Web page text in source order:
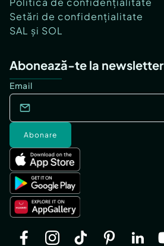
Setări de confidențialitate
SAL și SOL
Abonează-te la newsletter
Email
Abonare